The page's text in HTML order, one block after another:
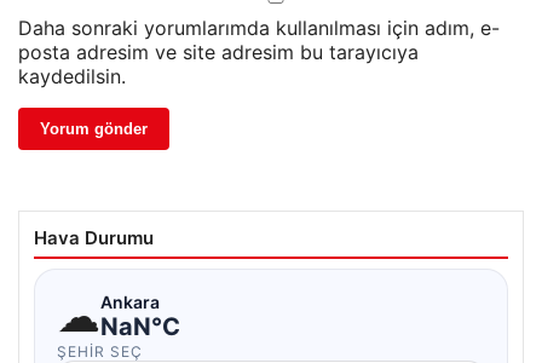
Daha sonraki yorumlarımda kullanılması için adım, e-
posta adresim ve site adresim bu tarayıcıya
kaydedilsin.
Hava Durumu
☁Ankara
NaN°C
ŞEHIR SEÇ